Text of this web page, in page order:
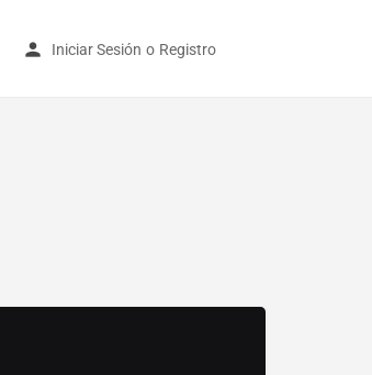
Iniciar Sesión o Registro